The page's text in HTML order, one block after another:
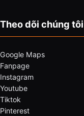
Theo dõi chúng tôi
Google Maps
Fanpage
Instagram
Youtube
Tiktok
Pinterest